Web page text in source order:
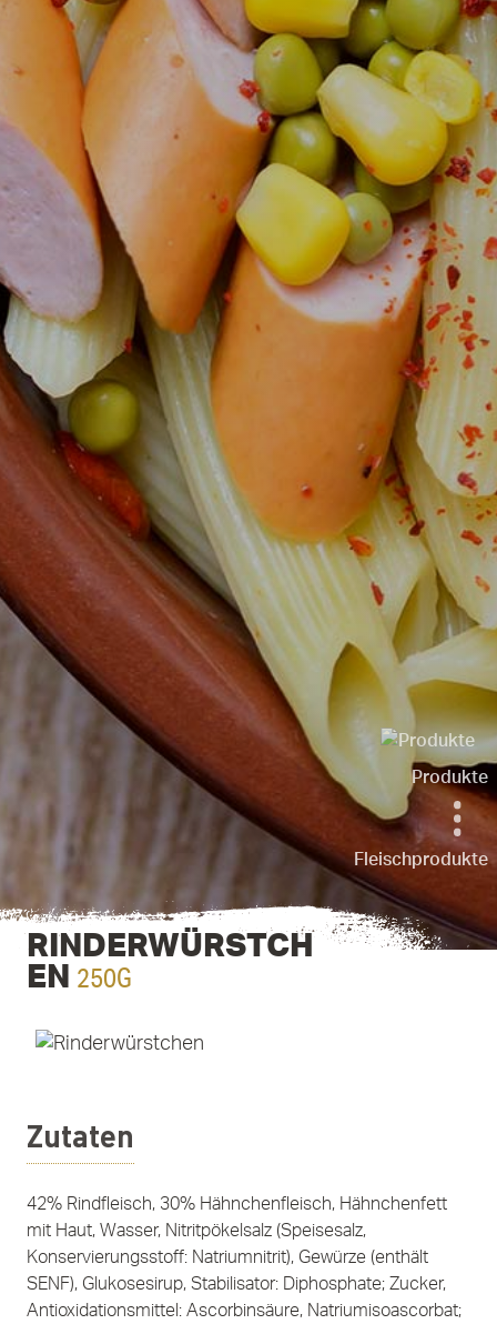
Produkte
Fleischprodukte
RINDERWÜRSTCH
EN 250G
Zutaten
42% Rindfleisch, 30% Hähnchenfleisch, Hähnchenfett
mit Haut, Wasser, Nitritpökelsalz (Speisesalz,
Konservierungsstoff: Natriumnitrit), Gewürze (enthält
SENF), Glukosesirup, Stabilisator: Diphosphate; Zucker,
Antioxidationsmittel: Ascorbinsäure, Natriumisoascorbat;